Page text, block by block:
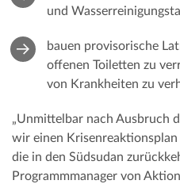
und
bauen provisorische
offenen Toiletten zu
von Krankheiten zu
„Unmittelbar nach Ausbruch
wir einen
die in den Südsudan
Programmmanager von